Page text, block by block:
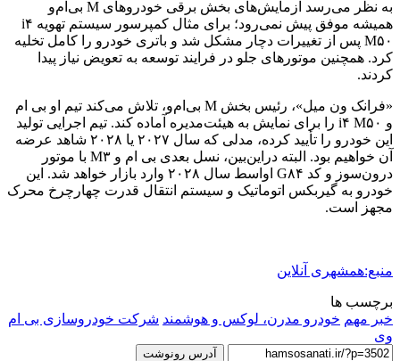
به نظر می‌رسد آزمایش‌های بخش برقی خودروهای M بی‌ام‌و
همیشه موفق پیش نمی‌رود؛ برای مثال کمپرسور سیستم تهویه i۴
M۵۰ پس از تغییرات دچار مشکل شد و باتری خودرو را کامل تخلیه
کرد. همچنین موتورهای جلو در فرایند توسعه به تعویض نیاز پیدا
کردند.
«فرانک ون میل»، رئیس بخش M بی‌ام‌و، تلاش می‌کند تیم او بی ام
و i۴ M۵۰ را برای نمایش به هیئت‌مدیره آماده کند. تیم اجرایی تولید
این خودرو را تأیید کرده، مدلی که سال ۲۰۲۷ یا ۲۰۲۸ شاهد عرضه
آن خواهیم بود. البته دراین‌بین، نسل بعدی بی ام و M۳ با موتور
درون‌سوز و کد G۸۴ اواسط سال ۲۰۲۸ وارد بازار خواهد شد. این
خودرو به گیربکس اتوماتیک و سیستم انتقال قدرت چهارچرخ محرک
مجهز است.
منبع:همشهری آنلاین
برچسب ها
خبر مهم خودرو مدرن، لوکس و هوشمند شرکت‌ خودروسازی‌ بی‌ ام‌
وی
آدرس رونوشت